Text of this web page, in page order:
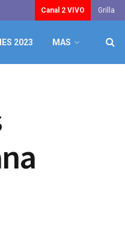
Canal 2 VIVO Grilla
2023 MAS